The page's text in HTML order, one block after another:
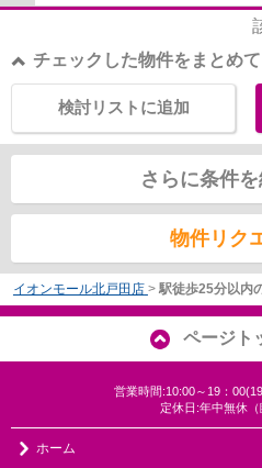
チェックした物件をまとめて
検討リストに追加
さらに条件
物件リク
イオンモール北戸田店 > 駅徒歩25分以内
ページト
営業時間:10:00～19：
定休日:年中無休（
ホーム